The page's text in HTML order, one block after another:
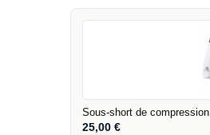
Sous-short de compression
25,00€